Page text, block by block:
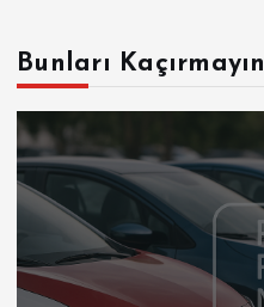
Bunları Kaçırmayın